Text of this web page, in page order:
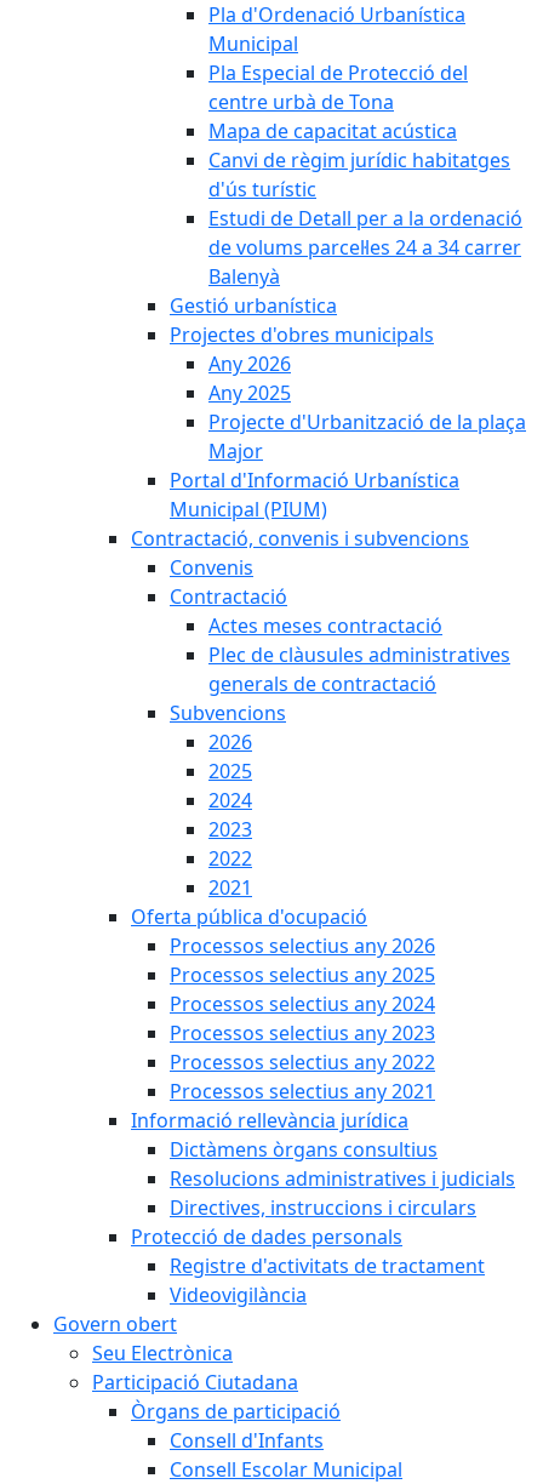
Pla d'Ordenació Urbanística
Municipal
Pla Especial de Protecció del
centre urbà de Tona
Mapa de capacitat acústica
Canvi de règim jurídic habitatges
d'ús turístic
Estudi de Detall per a la ordenació
de volums parcel·les 24 a 34 carrer
Balenyà
Gestió urbanística
Projectes d'obres municipals
Any 2026
Any 2025
Projecte d'Urbanització de la plaça
Major
Portal d'Informació Urbanística
Municipal (PIUM)
Contractació, convenis i subvencions
Convenis
Contractació
Actes meses contractació
Plec de clàusules administratives
generals de contractació
Subvencions
2026
2025
2024
2023
2022
2021
Oferta pública d'ocupació
Processos selectius any 2026
Processos selectius any 2025
Processos selectius any 2024
Processos selectius any 2023
Processos selectius any 2022
Processos selectius any 2021
Informació rellevància jurídica
Dictàmens òrgans consultius
Resolucions administratives i judicials
Directives, instruccions i circulars
Protecció de dades personals
Registre d'activitats de tractament
Videovigilància
Govern obert
Seu Electrònica
Participació Ciutadana
Òrgans de participació
Consell d'Infants
Consell Escolar Municipal